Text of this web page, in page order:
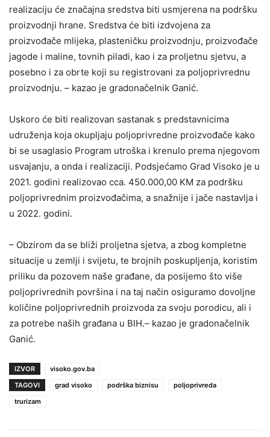
realizaciju će značajna sredstva biti usmjerena na podršku
proizvodnji hrane. Sredstva će biti izdvojena za
proizvođače mlijeka, plasteničku proizvodnju, proizvođače
jagode i maline, tovnih piladi, kao i za proljetnu sjetvu, a
posebno i za obrte koji su registrovani za poljoprivrednu
proizvodnju. – kazao je gradonačelnik Ganić.
Uskoro će biti realizovan sastanak s predstavnicima
udruženja koja okupljaju poljoprivredne proizvođače kako
bi se usaglasio Program utroška i krenulo prema njegovom
usvajanju, a onda i realizaciji. Podsjećamo Grad Visoko je u
2021. godini realizovao cca. 450.000,00 KM za podršku
poljoprivrednim proizvođačima, a snažnije i jače nastavlja i
u 2022. godini.
– Obzirom da se bliži proljetna sjetva, a zbog kompletne
situacije u zemlji i svijetu, te brojnih poskupljenja, koristim
priliku da pozovem naše građane, da posijemo što više
poljoprivrednih površina i na taj način osiguramo dovoljne
količine poljoprivrednih proizvoda za svoju porodicu, ali i
za potrebe naših građana u BIH.– kazao je gradonačelnik
Ganić.
IZVOR
visoko.gov.ba
TAGOVI
grad visoko podrška biznisu
poljoprivreda
trurizam